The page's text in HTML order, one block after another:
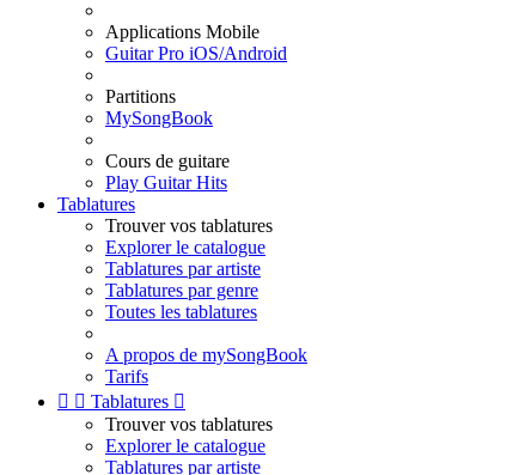
Applications Mobile
Guitar Pro iOS/Android
Partitions
MySongBook
Cours de guitare
Play Guitar Hits
Tablatures
Trouver vos tablatures
Explorer le catalogue
Tablatures par artiste
Tablatures par genre
Toutes les tablatures
A propos de mySongBook
Tarifs
  Tablatures 
Trouver vos tablatures
Explorer le catalogue
Tablatures par artiste